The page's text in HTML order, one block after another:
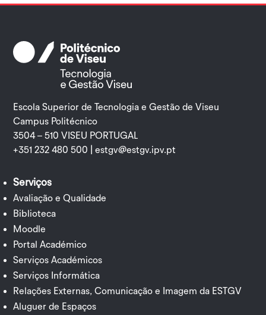
Escola Superior de Tecnologia e Gestão de Viseu
Campus Politécnico
3504 – 510 VISEU PORTUGAL
+351 232 480 500 |estgv@estgv.ipv.pt
Serviços
Avaliação e Qualidade
Biblioteca
Moodle
Portal Académico
Serviços Académicos
Serviços Informática
Relações Externas, Comunicação e Imagem da ESTGV
Aluguer de Espaços